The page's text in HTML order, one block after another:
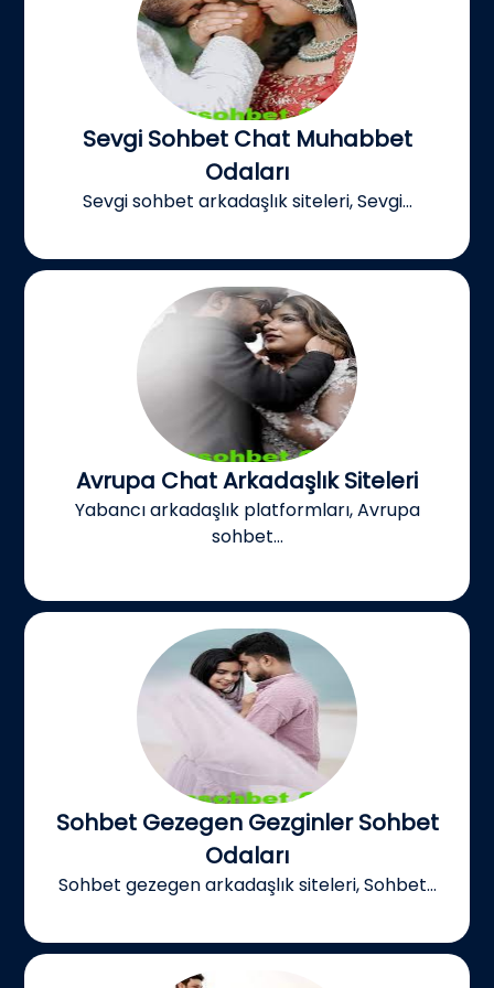
Sevgi Sohbet Chat Muhabbet
Odaları
Sevgi sohbet arkadaşlık siteleri, Sevgi...
Avrupa Chat Arkadaşlık Siteleri
Yabancı arkadaşlık platformları, Avrupa
sohbet...
Sohbet Gezegen Gezginler Sohbet
Odaları
Sohbet gezegen arkadaşlık siteleri, Sohbet...